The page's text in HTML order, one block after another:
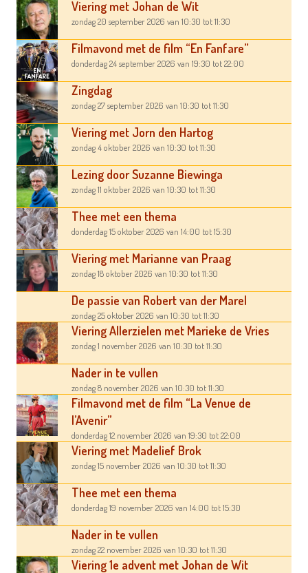
Viering met Johan de Wit
zondag 20 september 2026 van 10:30 tot 11:30
Filmavond met de film “En Fanfare”
donderdag 24 september 2026 van 19:30 tot 22:00
Zingdag
zondag 27 september 2026 van 10:30 tot 11:30
Viering met Jorn den Hartog
zondag 4 oktober 2026 van 10:30 tot 11:30
Lezing door Suzanne Biewinga
zondag 11 oktober 2026 van 10:30 tot 11:30
Thee met een thema
donderdag 15 oktober 2026 van 14:00 tot 15:30
Viering met Marianne van Praag
zondag 18 oktober 2026 van 10:30 tot 11:30
De passie van Robert van der Marel
zondag 25 oktober 2026 van 10:30 tot 11:30
Viering Allerzielen met Marieke de Vries
zondag 1 november 2026 van 10:30 tot 11:30
Nader in te vullen
zondag 8 november 2026 van 10:30 tot 11:30
Filmavond met de film “La Venue de
l’Avenir”
donderdag 12 november 2026 van 19:30 tot 22:00
Viering met Madelief Brok
zondag 15 november 2026 van 10:30 tot 11:30
Thee met een thema
donderdag 19 november 2026 van 14:00 tot 15:30
Nader in te vullen
zondag 22 november 2026 van 10:30 tot 11:30
Viering 1e advent met Johan de Wit